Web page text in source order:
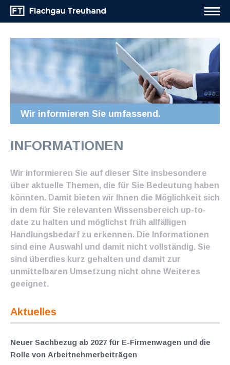
Wir informieren Sie umfassend.
INFORMATIONEN
Wir informieren Sie auf dieser Site insbesondere
über aktuelle Themen, die für Sie Bedeutung haben
könnten. Damit bieten wir Ihnen die Möglichkeit sich
in dem für Sie relevanten Wissensbereich up-to-
date zu halten und möglichst früh allfälligen
Handlungsbedarf zu erkennen. Die Informationen
sind eine Auswahl und damit nicht vollständig. Sie
sind überdies kurz gehalten und damit zur
unmittelbaren Umsetzung nicht ohne Weiteres
geeignet.
Aktuelles
Neuer Sachbezug ab 2027 für E-Firmenwagen und die
Rolle von Arbeitnehmer​­beiträgen